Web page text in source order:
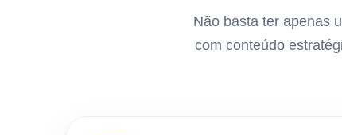
Não basta ter apenas
com conteúdo